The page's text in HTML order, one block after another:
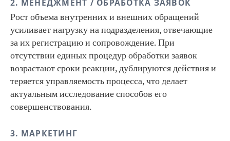
2. МЕНЕДЖМЕНТ / ОБРАБОТКА ЗАЯВОК
Рост объема внутренних и внешних обращений
усиливает нагрузку на подразделения, отвечающие
за их регистрацию и сопровождение. При
отсутствии единых процедур обработки заявок
возрастают сроки реакции, дублируются действия и
теряется управляемость процесса, что делает
актуальным исследование способов его
совершенствования.
3. МАРКЕТИНГ